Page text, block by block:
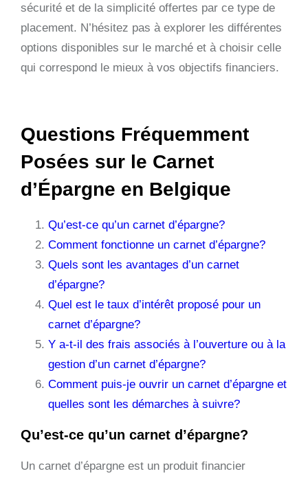
sécurité et de la simplicité offertes par ce type de
placement. N’hésitez pas à explorer les différentes
options disponibles sur le marché et à choisir celle
qui correspond le mieux à vos objectifs financiers.
Questions Fréquemment
Posées sur le Carnet
d’Épargne en Belgique
Qu’est-ce qu’un carnet d’épargne?
Comment fonctionne un carnet d’épargne?
Quels sont les avantages d’un carnet
d’épargne?
Quel est le taux d’intérêt proposé pour un
carnet d’épargne?
Y a-t-il des frais associés à l’ouverture ou à la
gestion d’un carnet d’épargne?
Comment puis-je ouvrir un carnet d’épargne et
quelles sont les démarches à suivre?
Qu’est-ce qu’un carnet d’épargne?
Un carnet d’épargne est un produit financier